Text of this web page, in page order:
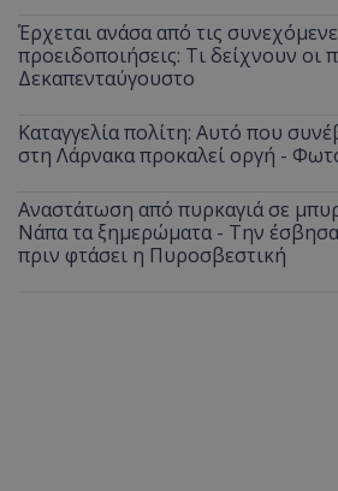
Έρχεται ανάσα από τις
προειδοποιήσεις: Τι δείχνουν οι
Δεκαπενταύγουστο
Καταγγελία πολίτη: Αυτό που
στη Λάρνακα προκαλεί οργή -
Αναστάτωση από πυρκαγιά σε
Νάπα τα ξημερώματα - Την
πριν φτάσει η Πυροσβεστική